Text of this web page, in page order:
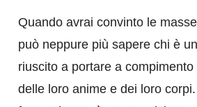
Quando avrai convinto le
può neppure più sapere chi è
riuscito a portare a
delle loro anime e dei loro